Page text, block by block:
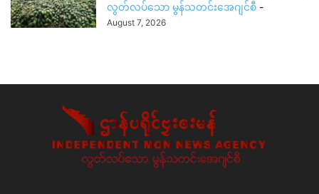
လွတ်လပ်သော မွန်သတင်းအေဂျင်စီ -
August 7, 2026